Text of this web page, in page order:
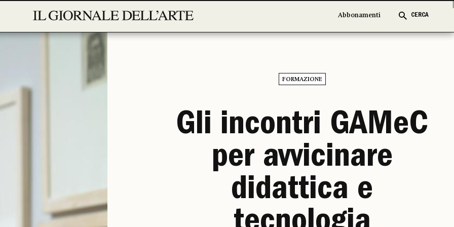
Abbonamenti CERCA
Abbonamenti CERCA
FORMAZIONE
Gli incontri GAMeC
per avvicinare
didattica e